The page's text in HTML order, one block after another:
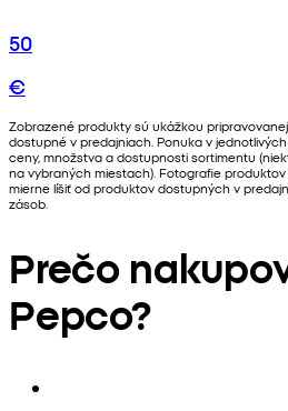
50
€
Zobrazené produkty sú ukážkou
dostupné v predajniach. Ponuka v
ceny, množstva a dostupnosti sortimentu
na vybraných miestach). Fotografie
mierne líšiť od produktov dostupných v
zásob.
Prečo
Pepco?